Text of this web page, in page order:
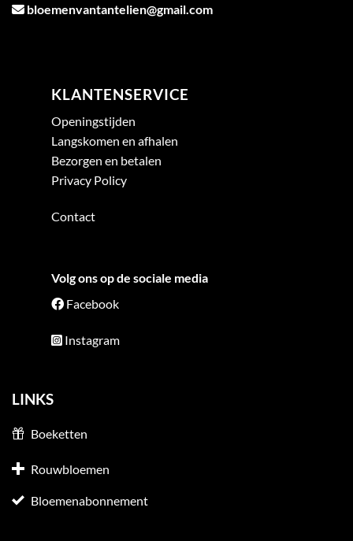
bloemenvantantelien@gmail.com
KLANTENSERVICE
Openingstijden
Langskomen en afhalen
Bezorgen en betalen
Privacy Policy
Contact
Volg ons op de sociale media
Facebook
Instagram
LINKS
Boeketten
Rouwbloemen
Bloemenabonnement